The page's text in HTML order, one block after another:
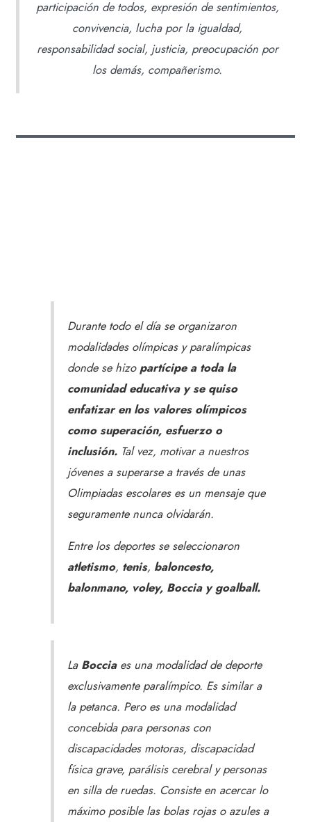
participación de todos, expresión de sentimientos,
convivencia, lucha por la igualdad,
responsabilidad social, justicia, preocupación por
los demás, compañerismo.
Durante todo el día se organizaron
modalidades olímpicas y paralímpicas
donde se hizopartícipe a toda la
comunidad educativa y se quiso
enfatizar en los valores olímpicos
como superación, esfuerzo o
inclusión. Tal vez, motivar a nuestros
jóvenes a superarse a través de unas
Olimpiadas escolares es un mensaje que
seguramente nunca olvidarán.
Entre los deportes se seleccionaron
atletismo, tenis, baloncesto,
balonmano, voley, Boccia y goalball.
La Boccia es una modalidad de deporte
exclusivamente paralímpico. Es similar a
la petanca. Pero es una modalidad
concebida para personas con
discapacidades motoras, discapacidad
física grave, parálisis cerebral y personas
en silla de ruedas. Consiste en acercar lo
máximo posible las bolas rojas o azules a